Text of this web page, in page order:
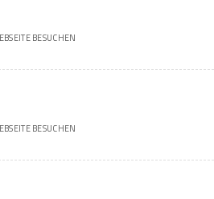
BESUCHEN
BESUCHEN